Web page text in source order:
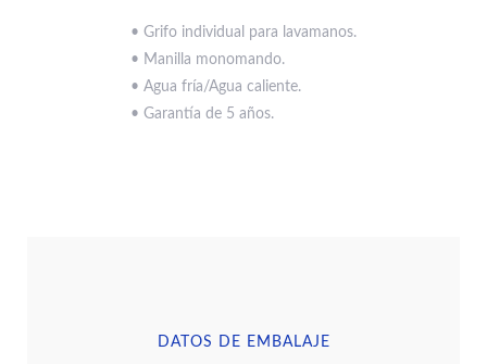
• Grifo individual para lavamanos.
• Manilla monomando.
• Agua fría/Agua caliente.
• Garantía de 5 años.
DATOS DE EMBALAJE